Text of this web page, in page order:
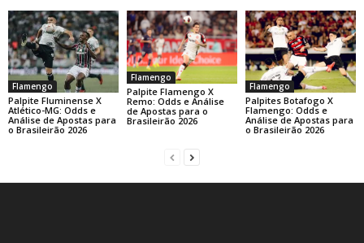
Flamengo
Palpite Fluminense X
Atlético-MG: Odds e
Análise de Apostas para
o Brasileirão 2026
Flamengo
Palpite Flamengo X
Remo: Odds e Análise
de Apostas para o
Brasileirão 2026
Flamengo
Palpites Botafogo X
Flamengo: Odds e
Análise de Apostas para
o Brasileirão 2026